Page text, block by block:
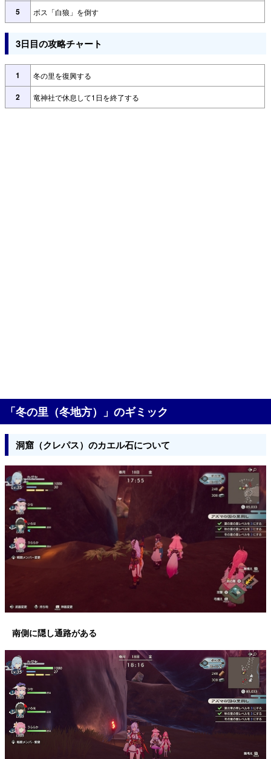
5 ボス「白狼」を倒す
3日目の攻略チャート
1 冬の里を復興する
2 竜神社で休息して1日を終了する
「冬の里（冬地方）」のギミック
洞窟（クレパス）のカエル石について
南側に隠し通路がある